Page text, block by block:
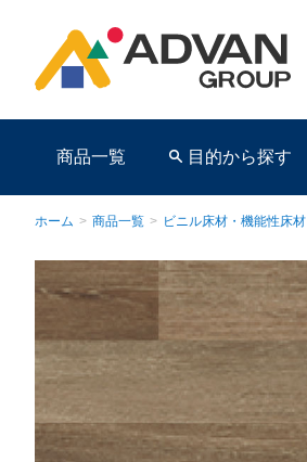
商品一覧 目的から探す
ホーム > 商品一覧 > ビニル床材・機能性床材